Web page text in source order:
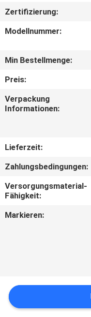
AUSFLUG
TRETEN
SIE
MIT
IN
VERBINDUNG
NACHRICHTEN
SITEMAP
Zertifizierung:
Modellnummer:
Min Bestellmenge:
Preis:
Verpackung
Informationen:
Lieferzeit:
Zahlungsbedingungen:
Versorgungsmaterial-
Fähigkeit:
Markieren: